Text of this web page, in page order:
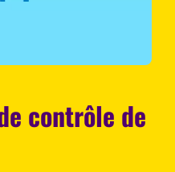
contrôle de